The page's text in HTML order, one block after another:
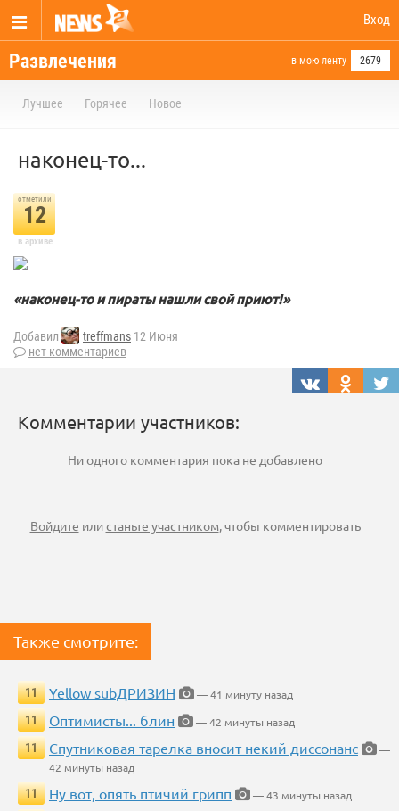
Вход
Развлечения в мою ленту 2679
Лучшее Горячее Новое
наконец-то...
отметили
12
в архиве
«наконец-то и пираты нашли свой приют!»
Добавил treffmans 12 Июня
нет комментариев
Комментарии участников:
Ни одного комментария пока не добавлено
Войдите илистаньте участником, чтобы комментировать
Также смотрите:
11 Yellow subДРИЗИН
— 41 минуту назад
11
Оптимисты... блин
— 42 минуты назад
11
Спутниковая тарелка вносит некий диссонанс
—
42 минуты назад
11
Ну вот, опять птичий грипп
— 43 минуты назад